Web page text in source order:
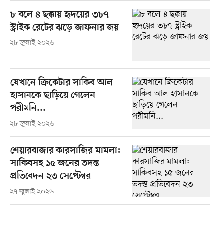
৮ বলে ৪ ছক্কায় হৃদয়ের ৩৮৭
স্ট্রাইক রেটের ঝড়ে জাফনার জয়
২৮ জুলাই ২০২৬
যেখানে ক্রিকেটার সাকিব আল
হাসানকে ছাড়িয়ে গেলেন
পরীমনি...
২৮ জুলাই ২০২৬
শেয়ারবাজার কারসাজির মামলা:
সাকিবসহ ১৫ জনের তদন্ত
প্রতিবেদন ২৩ সেপ্টেম্বর
২৭ জুলাই ২০২৬